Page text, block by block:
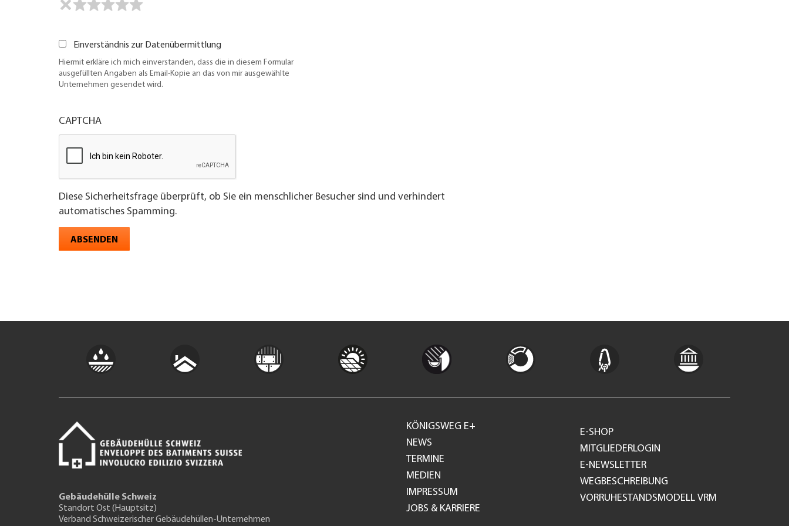
Einverständnis zur Datenübermittlung
Hiermit erkläre ich mich einverstanden, dass die in diesem Formular
ausgefüllten Angaben als Email-Kopie an das von mir ausgewählte
Unternehmen gesendet wird.
CAPTCHA
Diese Sicherheitsfrage überprüft, ob Sie ein menschlicher Besucher sind und verhindert
automatisches Spamming.
ABSENDEN
Gebäudehülle Schweiz
Standort Ost (Hauptsitz)
Verband Schweizerischer Gebäudehüllen-Unternehmen
Footer
GH
KÖNIGSWEG E+
NEWS
TERMINE
MEDIEN
IMPRESSUM
JOBS & KARRIERE
E-SHOP
MITGLIEDERLOGIN
E-NEWSLETTER
WEGBESCHREIBUNG
VORRUHESTANDSMODELL VRM